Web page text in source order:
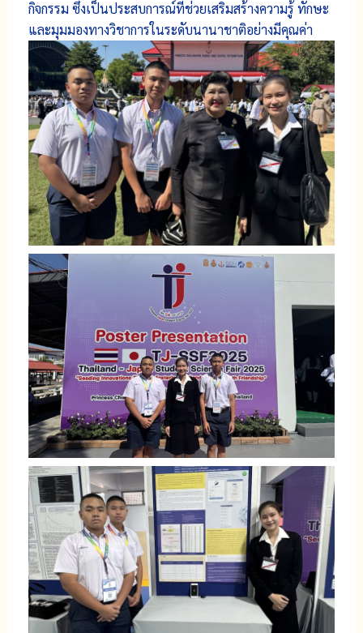
กิจกรรม ซึ่งเป็นประสบการณ์ที่ช่วยเสริมสร้างความรู้ ทักษะ
และมุมมองทางวิชาการในระดับนานาชาติอย่างมีคุณค่า